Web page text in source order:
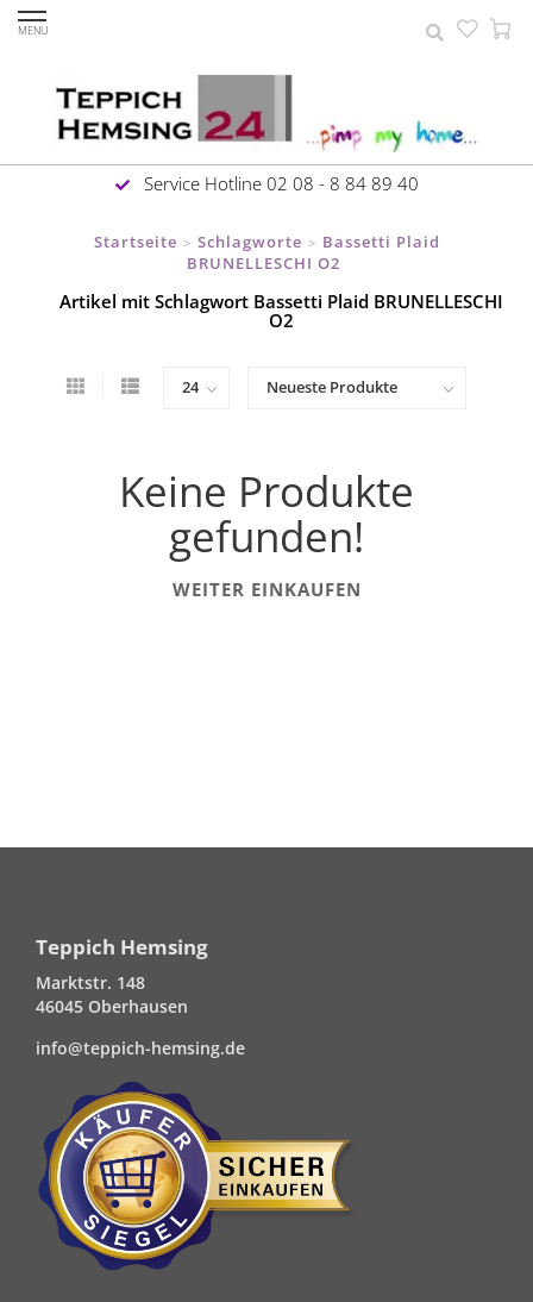
MENU
Service Hotline 02 08 - 8 84 89 40
Startseite > Schlagworte > Bassetti Plaid
BRUNELLESCHI O2
Artikel mit Schlagwort Bassetti Plaid BRUNELLESCHI
O2
Keine Produkte
gefunden!
WEITER EINKAUFEN
Teppich Hemsing
Marktstr. 148
46045 Oberhausen
info@teppich-hemsing.de